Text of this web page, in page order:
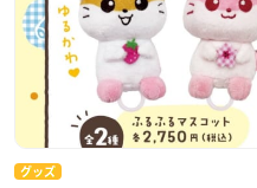
グッズ